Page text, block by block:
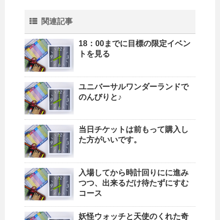
関連記事
18：00までに目標の限定イベン
トを見る
ユニバーサルワンダーランドで
のんびりと♪
当日チケットは前もって購入し
た方がいいです。
入場してから時計回りにに進み
つつ、出来るだけ待たずにすむ
コース
妖怪ウォッチと天使のくれた奇